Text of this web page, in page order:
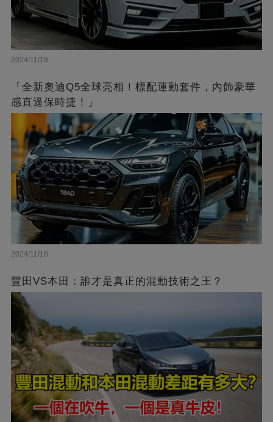
2024/11/18
「全新奧迪Q5全球亮相！標配運動套件，內飾豪華
感直逼保時捷！」
2024/11/18
豐田VS本田：誰才是真正的混動技術之王？